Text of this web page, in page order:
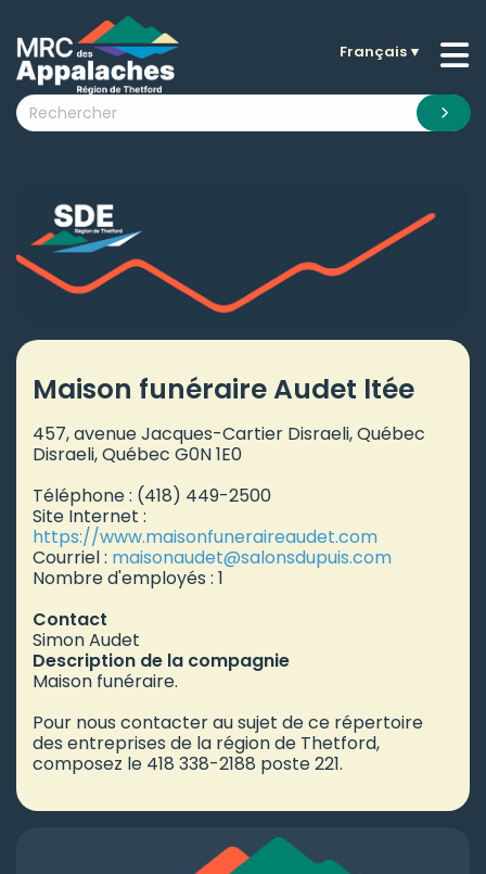
submenu (La MRC )
submenu (Citoyens )
submenu (Nouvelles )
submenu (Documentation )
Français▼
Maison funéraire Audet ltée
457, avenue Jacques-Cartier Disraeli, Québec
Disraeli, Québec G0N 1E0
Téléphone : (418) 449-2500
Site Internet :
https://www.maisonfuneraireaudet.com
Courriel : maisonaudet@salonsdupuis.com
Nombre d'employés : 1
Contact
Simon Audet
Description de la compagnie
Maison funéraire.
Pour nous contacter au sujet de ce répertoire
des entreprises de la région de Thetford,
composez le 418 338-2188 poste 221.